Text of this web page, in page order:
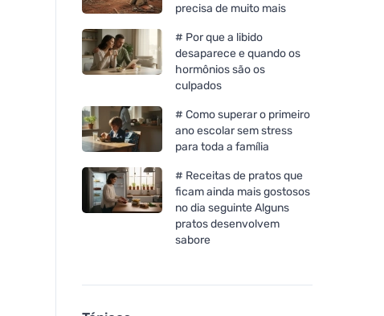
precisa de muito mais
# Por que a libido
desaparece e quando os
hormônios são os
culpados
# Como superar o primeiro
ano escolar sem stress
para toda a família
# Receitas de pratos que
ficam ainda mais gostosos
no dia seguinte Alguns
pratos desenvolvem
sabore